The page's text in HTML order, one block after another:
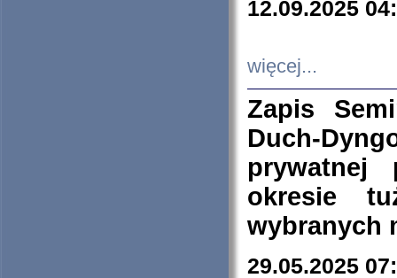
12.09.2025
więcej...
Zapis
Duch-
prywatnej
okresie
wybranych
29.05.2025